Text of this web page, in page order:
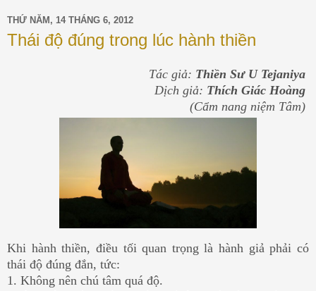
THỨ NĂM, 14 THÁNG 6, 2012
Thái độ đúng trong lúc hành thiền
Tác giả: Thiền Sư U Tejaniya
Dịch giả: Thích Giác Hoàng
(Cẩm nang niệm Tâm)
Khi hành thiền, điều tối quan trọng là hành giả phải có
thái độ đúng đắn, tức:
1. Không nên chú tâm quá độ.